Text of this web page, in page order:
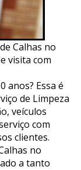
Calhas no
visita com
anos? Essa é
de Limpeza
veículos
com
clientes.
no
a tanto